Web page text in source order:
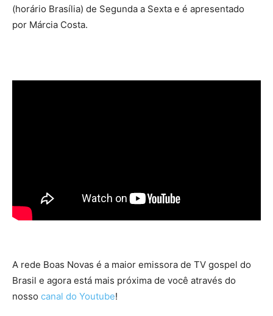
(horário Brasília) de Segunda a Sexta e é apresentado
por Márcia Costa.
A rede Boas Novas é a maior emissora de TV gospel do
Brasil e agora está mais próxima de você através do
nosso canal do Youtube!